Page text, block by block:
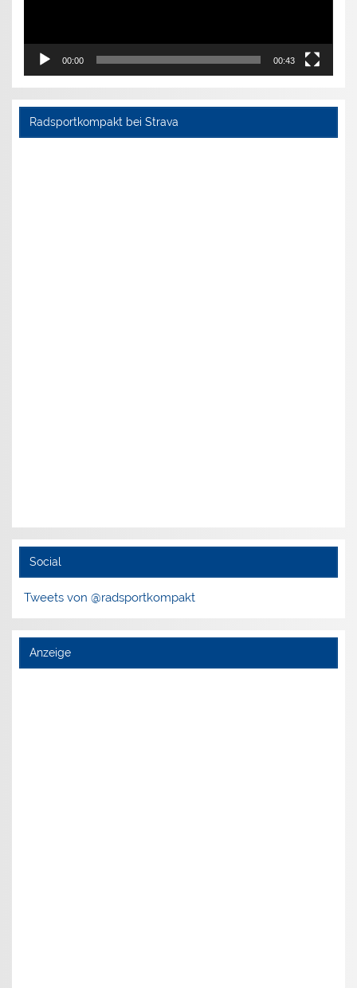
00:00 00:43
Radsportkompakt bei Strava
Social
Tweets von @radsportkompakt
Anzeige